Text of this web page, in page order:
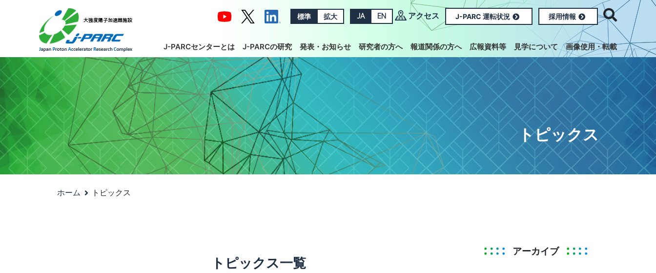
標準 拡大 JA EN アクセス J-PARC 運転状況 採用情報
J-PARCセンターとは J-PARCの研究 発表・お知らせ 研究者の方へ 報道関係の方へ 広報資料等 見学について 画像使用・転載
トピックス
ホーム トピックス
トピックス一覧
アーカイブ